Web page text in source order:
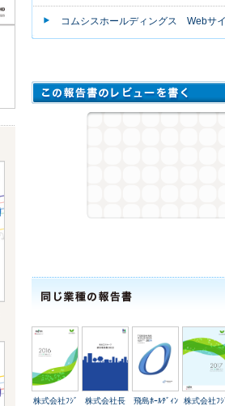
コムシスホールディングス Webサ
株式会社ﾌｼﾞ
株式会社長
飛島ﾎｰﾙﾃﾞｨﾝ
株式会社ﾌｼ